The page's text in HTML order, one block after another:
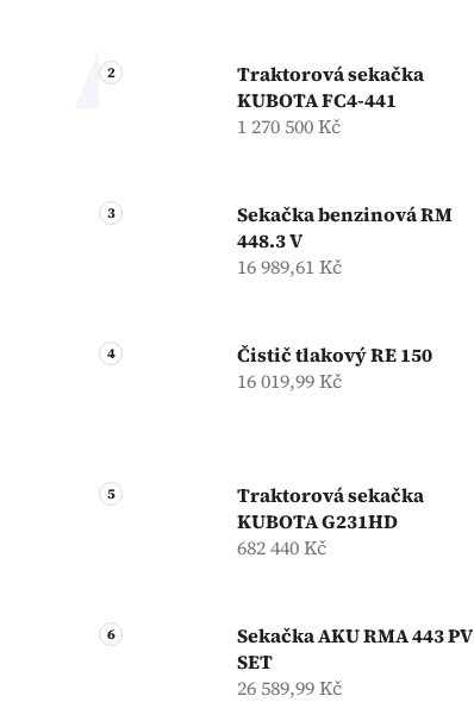
Traktorová sekačka
KUBOTA FC4-441
1 270 500 Kč
Sekačka benzinová RM
448.3 V
16 989,61 Kč
Čistič tlakový RE 150
16 019,99 Kč
Traktorová sekačka
KUBOTA G231HD
682 440 Kč
Sekačka AKU RMA 443 PV
SET
26 589,99 Kč